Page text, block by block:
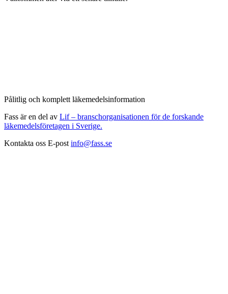
Pålitlig och komplett läkemedelsinformation
Fass är en del av Lif – branschorganisationen för de forskande
läkemedelsföretagen i Sverige.
Kontakta oss E-post info@fass.se